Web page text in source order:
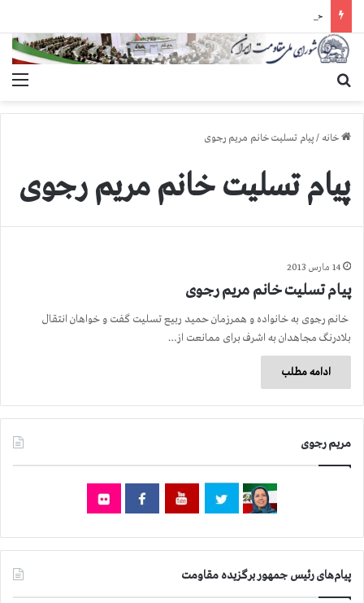
خانه /پیام تسلیت خانم مریم رجوی
پیام تسلیت خانم مریم رجوی
14 مارس 2013
پیام تسلیت خانم مریم رجوی
خانم رجوی به خانواده و همرزمان حمید ربیع تسلیت گفت و خواهان انتقال
بلادرنگ مجاهدان به اشرف برای ممانعت از…
ادامه مطلب
مریم رجوی
پیام‌های رئیس جمهور برگزیده مقاومت